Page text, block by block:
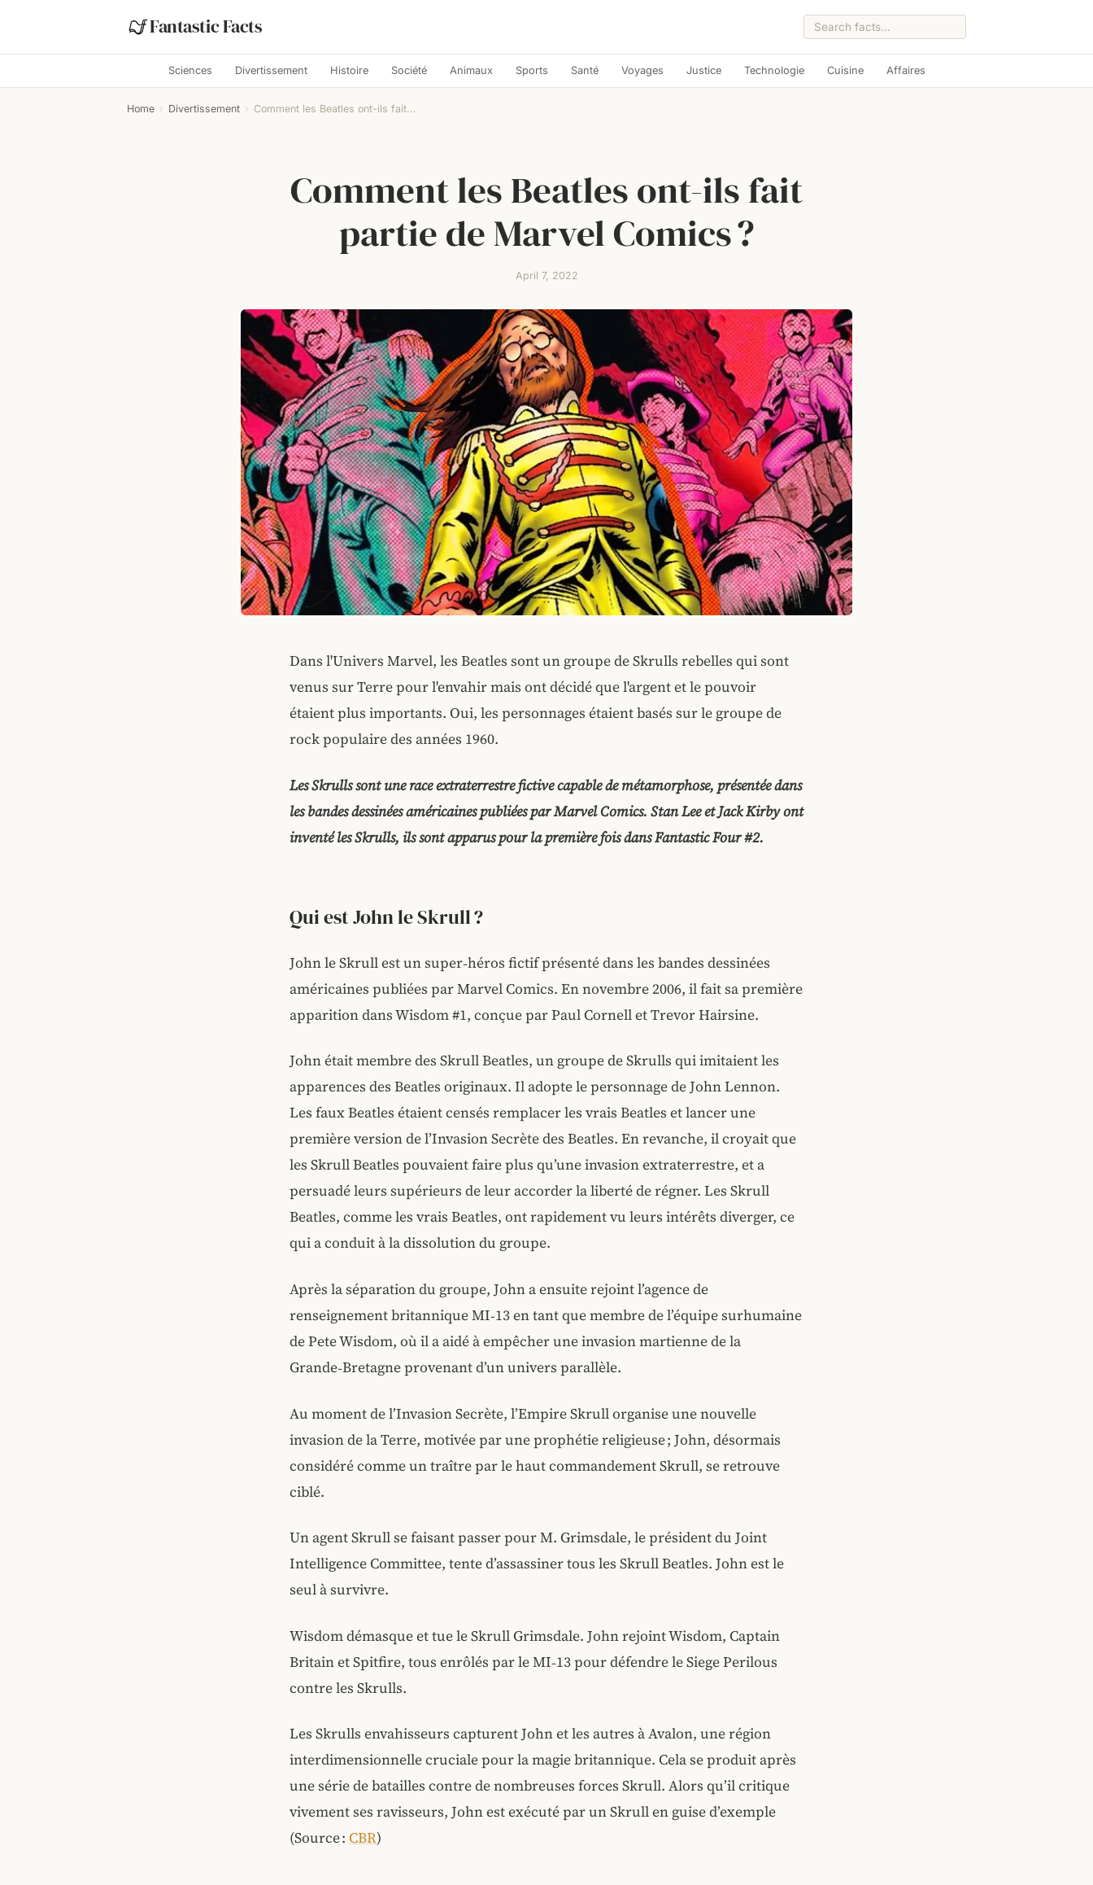
Fantastic Facts
Sciences Divertissement Histoire Société Animaux Sports Santé Voyages Justice Technologie Cuisine Affaires
Home › Divertissement › Comment les Beatles ont-ils fait...
Comment les Beatles ont-ils fait
partie de Marvel Comics ?
April 7, 2022
Dans l'Univers Marvel, les Beatles sont un groupe de Skrulls rebelles qui sont
venus sur Terre pour l'envahir mais ont décidé que l'argent et le pouvoir
étaient plus importants. Oui, les personnages étaient basés sur le groupe de
rock populaire des années 1960.
Les Skrulls sont une race extraterrestre fictive capable de métamorphose, présentée dans
les bandes dessinées américaines publiées par Marvel Comics. Stan Lee et Jack Kirby ont
inventé les Skrulls, ils sont apparus pour la première fois dans Fantastic Four #2.
Qui est John le Skrull ?
John le Skrull est un super‑héros fictif présenté dans les bandes dessinées
américaines publiées par Marvel Comics. En novembre 2006, il fait sa première
apparition dans Wisdom #1, conçue par Paul Cornell et Trevor Hairsine.
John était membre des Skrull Beatles, un groupe de Skrulls qui imitaient les
apparences des Beatles originaux. Il adopte le personnage de John Lennon.
Les faux Beatles étaient censés remplacer les vrais Beatles et lancer une
première version de l’Invasion Secrète des Beatles. En revanche, il croyait que
les Skrull Beatles pouvaient faire plus qu’une invasion extraterrestre, et a
persuadé leurs supérieurs de leur accorder la liberté de régner. Les Skrull
Beatles, comme les vrais Beatles, ont rapidement vu leurs intérêts diverger, ce
qui a conduit à la dissolution du groupe.
Après la séparation du groupe, John a ensuite rejoint l’agence de
renseignement britannique MI‑13 en tant que membre de l’équipe surhumaine
de Pete Wisdom, où il a aidé à empêcher une invasion martienne de la
Grande‑Bretagne provenant d’un univers parallèle.
Au moment de l’Invasion Secrète, l’Empire Skrull organise une nouvelle
invasion de la Terre, motivée par une prophétie religieuse ; John, désormais
considéré comme un traître par le haut commandement Skrull, se retrouve
ciblé.
Un agent Skrull se faisant passer pour M. Grimsdale, le président du Joint
Intelligence Committee, tente d’assassiner tous les Skrull Beatles. John est le
seul à survivre.
Wisdom démasque et tue le Skrull Grimsdale. John rejoint Wisdom, Captain
Britain et Spitfire, tous enrôlés par le MI‑13 pour défendre le Siege Perilous
contre les Skrulls.
Les Skrulls envahisseurs capturent John et les autres à Avalon, une région
interdimensionnelle cruciale pour la magie britannique. Cela se produit après
une série de batailles contre de nombreuses forces Skrull. Alors qu’il critique
vivement ses ravisseurs, John est exécuté par un Skrull en guise d’exemple
(Source : CBR)